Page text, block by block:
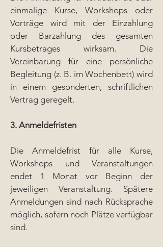
einmalige Kurse, Workshops oder
Vorträge wird mit der Einzahlung
oder Barzahlung des gesamten
Kursbetrages wirksam. Die
Vereinbarung für eine persönliche
Begleitung (z. B. im Wochenbett) wird
in einem gesonderten, schriftlichen
Vertrag geregelt.
3. Anmeldefristen
Die Anmeldefrist für alle Kurse,
Workshops und Veranstaltungen
endet 1 Monat vor Beginn der
jeweiligen Veranstaltung. Spätere
Anmeldungen sind nach Rücksprache
möglich, sofern noch Plätze verfügbar
sind.